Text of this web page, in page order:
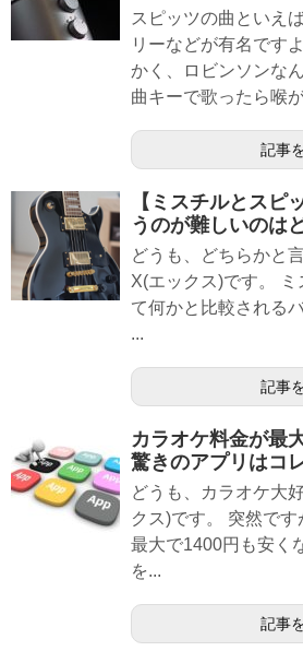
スピッツの曲といえ
リーなどが有名です
かく、ロビンソンな
曲キーで歌ったら喉
記事
【ミスチルとスピ
うのが難しいのは
どうも、どちらかと
X(エックス)です。
て何かと比較される
...
記事
カラオケ料金が最
驚きのアプリはコ
どうも、カラオケ大
クス)です。 突然で
最大で1400円も安く
を...
記事